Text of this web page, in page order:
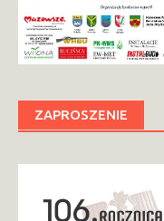
ZAPROSZENIE